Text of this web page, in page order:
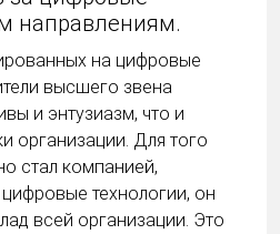
направлениям.
на цифровые
высшего звена
и энтузиазм, что и
организации. Для того
стал компанией,
технологии, он
всей организации. Это